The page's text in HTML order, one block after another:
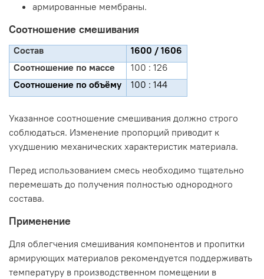
армированные мембраны.
Соотношение смешивания
Состав
1600 / 1606
Соотношение по массе
100 : 126
Соотношение по объёму
100 : 144
Указанное соотношение смешивания должно строго
соблюдаться. Изменение пропорций приводит к
ухудшению механических характеристик материала.
Перед использованием смесь необходимо тщательно
перемешать до получения полностью однородного
состава.
Применение
Для облегчения смешивания компонентов и пропитки
армирующих материалов рекомендуется поддерживать
температуру в производственном помещении в